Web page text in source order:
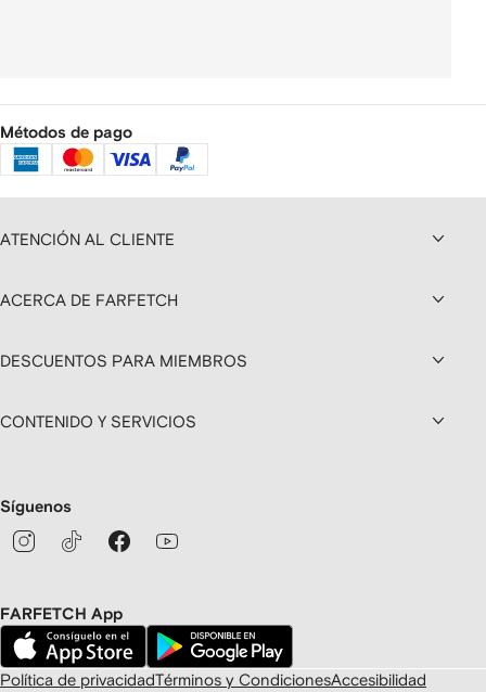
Métodos de pago
ATENCIÓN AL CLIENTE
ACERCA DE FARFETCH
DESCUENTOS PARA MIEMBROS
CONTENIDO Y SERVICIOS
Síguenos
FARFETCH App
Política de privacidadTérminos y CondicionesAccesibilidad